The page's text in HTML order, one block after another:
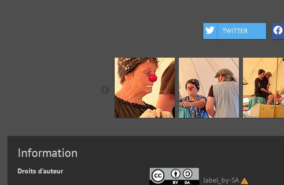
TWITTER
Information
Droits d’auteur
label_by-SA